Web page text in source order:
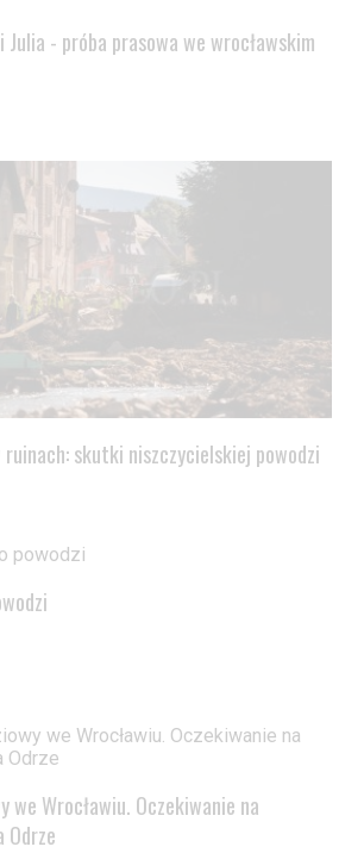
Julia - próba prasowa we wrocławskim
skutki niszczycielskiej powodzi
we Wrocławiu. Oczekiwanie na